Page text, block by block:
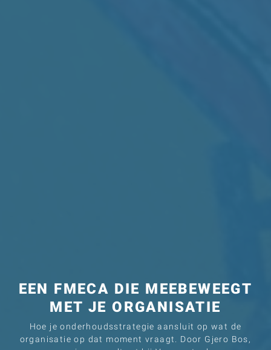
EEN FMECA DIE MEEBEWEEGT
MET JE ORGANISATIE
Hoe je onderhoudsstrategie aansluit op wat de
organisatie op dat moment vraagt. Door Gjero Bos,